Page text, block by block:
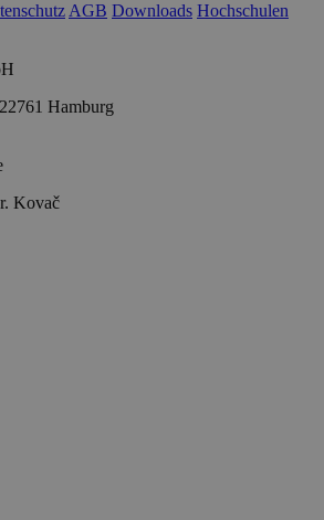
AGB Downloads Hochschulen
Hamburg
Kovač